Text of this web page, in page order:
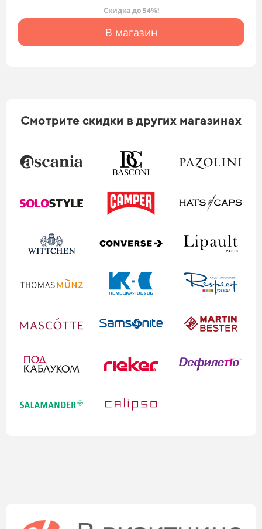
Скидка до 54%!
В магазин
Смотрите скидки в других магазинах